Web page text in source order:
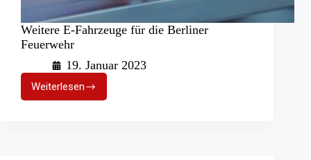
Weitere E-Fahrzeuge für die Berliner
Feuerwehr
19. Januar 2023
Weiterlesen
Weitere
E-